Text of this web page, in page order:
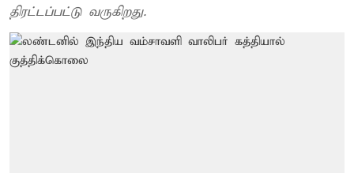
திரட்டப்பட்டு வருகிறது.